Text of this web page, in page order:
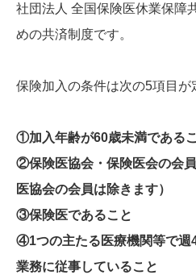
社団法人 全国保険医休業保障
めの共済制度です。
保険加入の条件は次の5項目が
①加入年齢が60歳未満である
②保険医協会・保険医会の会
医協会の会員は除きます）
③保険医であること
④1つの主たる医療機関等で週
業務に従事していること